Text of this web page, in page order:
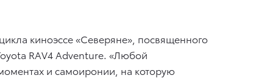
киноэссе «Северяне», посвященного
RAV4 Adventure. «Любой
и самоиронии, на которую